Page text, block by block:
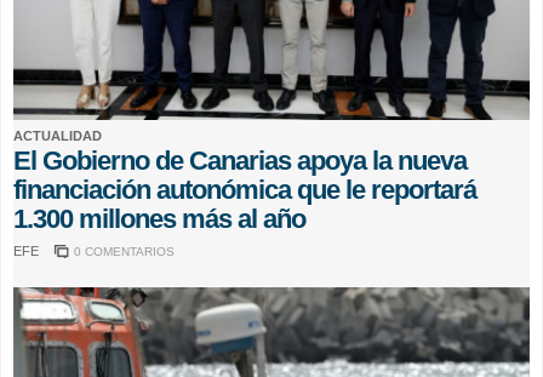
ACTUALIDAD
El Gobierno de Canarias apoya la nueva
financiación autonómica que le reportará
1.300 millones más al año
EFE 0 COMENTARIOS